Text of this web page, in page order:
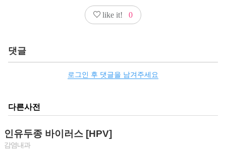
like it! 0
댓글
로그인 후 댓글을 남겨주세요
다른사전
인유두종 바이러스 [HPV]
감염내과